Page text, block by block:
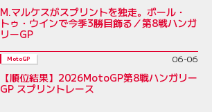
M.マルケスがスプリントを独走。ポール・
トゥ・ウインで今季3勝目飾る／第8戦ハンガ
リーGP
MotoGP 06-06
【順位結果】2026MotoGP第8戦ハンガリー
GP スプリントレース